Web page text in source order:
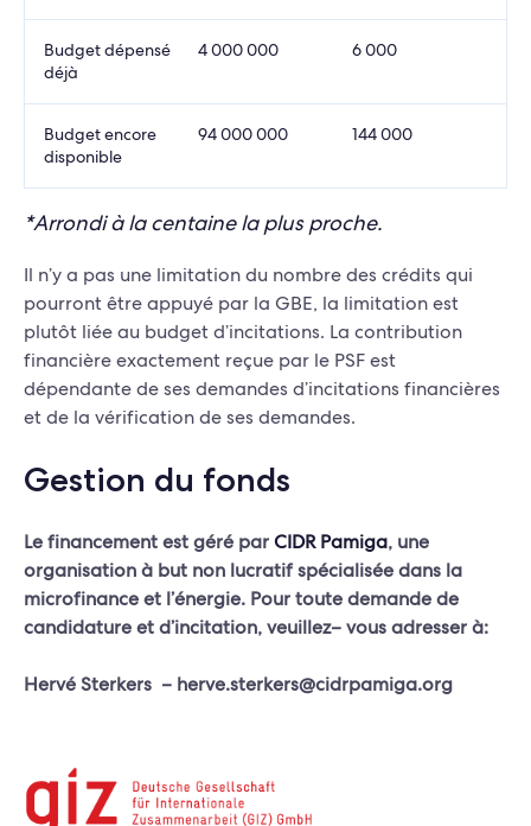
Budget dépensé
déjà
4 000 000 6 000
Budget encore
disponible
94 000 000 144 000
*Arrondi à la centaine la plus proche.
Il n’y a pas une limitation du nombre des crédits qui
pourront être appuyé par la GBE, la limitation est
plutôt liée au budget d’incitations. La contribution
financière exactement reçue par le PSF est
dépendante de ses demandes d’incitations financières
et de la vérification de ses demandes.
Gestion du fonds
Le financement est géré parCIDR Pamiga, une
organisation à but non lucratif spécialisée dans la
microfinance et l’énergie. Pour toute demande de
candidature et d’incitation, veuillez– vous adresser à:
Hervé Sterkers – herve.sterkers@cidrpamiga.org